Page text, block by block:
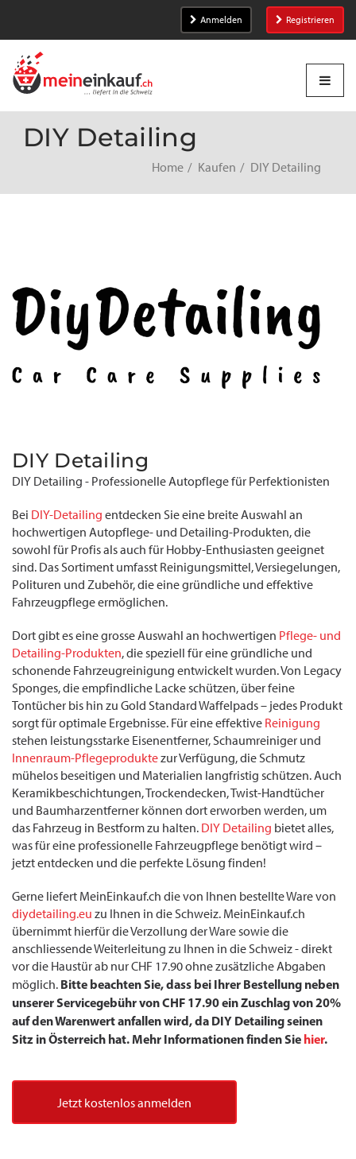
Anmelden Registrieren
DIY Detailing
Home Kaufen DIY Detailing
DIY Detailing
DIY Detailing - Professionelle Autopflege für Perfektionisten
Bei DIY-Detailing entdecken Sie eine breite Auswahl an
hochwertigen Autopflege- und Detailing-Produkten, die
sowohl für Profis als auch für Hobby-Enthusiasten geeignet
sind. Das Sortiment umfasst Reinigungsmittel, Versiegelungen,
Polituren und Zubehör, die eine gründliche und effektive
Fahrzeugpflege ermöglichen.
Dort gibt es eine grosse Auswahl an hochwertigen Pflege- und
Detailing-Produkten, die speziell für eine gründliche und
schonende Fahrzeugreinigung entwickelt wurden. Von Legacy
Sponges, die empfindliche Lacke schützen, über feine
Tontücher bis hin zu Gold Standard Waffelpads – jedes Produkt
sorgt für optimale Ergebnisse. Für eine effektive Reinigung
stehen leistungsstarke Eisenentferner, Schaumreiniger und
Innenraum-Pflegeproduktezur Verfügung, die Schmutz
mühelos beseitigen und Materialien langfristig schützen. Auch
Keramikbeschichtungen, Trockendecken, Twist-Handtücher
und Baumharzentferner können dort erworben werden, um
das Fahrzeug in Bestform zu halten. DIY Detailing bietet alles,
was für eine professionelle Fahrzeugpflege benötigt wird –
jetzt entdecken und die perfekte Lösung finden!
Gerne liefert MeinEinkauf.ch die von Ihnen bestellte Ware von
diydetailing.eu zu Ihnen in die Schweiz. MeinEinkauf.ch
übernimmt hierfür die Verzollung der Ware sowie die
anschliessende Weiterleitung zu Ihnen in die Schweiz - direkt
vor die Haustür ab nur CHF 17.90 ohne zusätzliche Abgaben
möglich. Bitte beachten Sie, dass bei Ihrer Bestellung neben
unserer Servicegebühr von CHF 17.90 ein Zuschlag von 20%
auf den Warenwert anfallen wird, da DIY Detailing seinen
Sitz in Österreich hat. Mehr Informationen finden Sie hier.
Jetzt kostenlos anmelden